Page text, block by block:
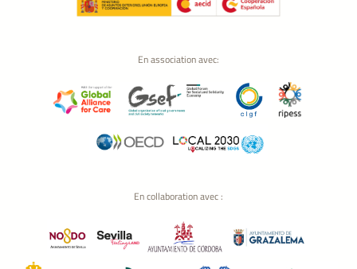
En association avec:
En collaboration avec :